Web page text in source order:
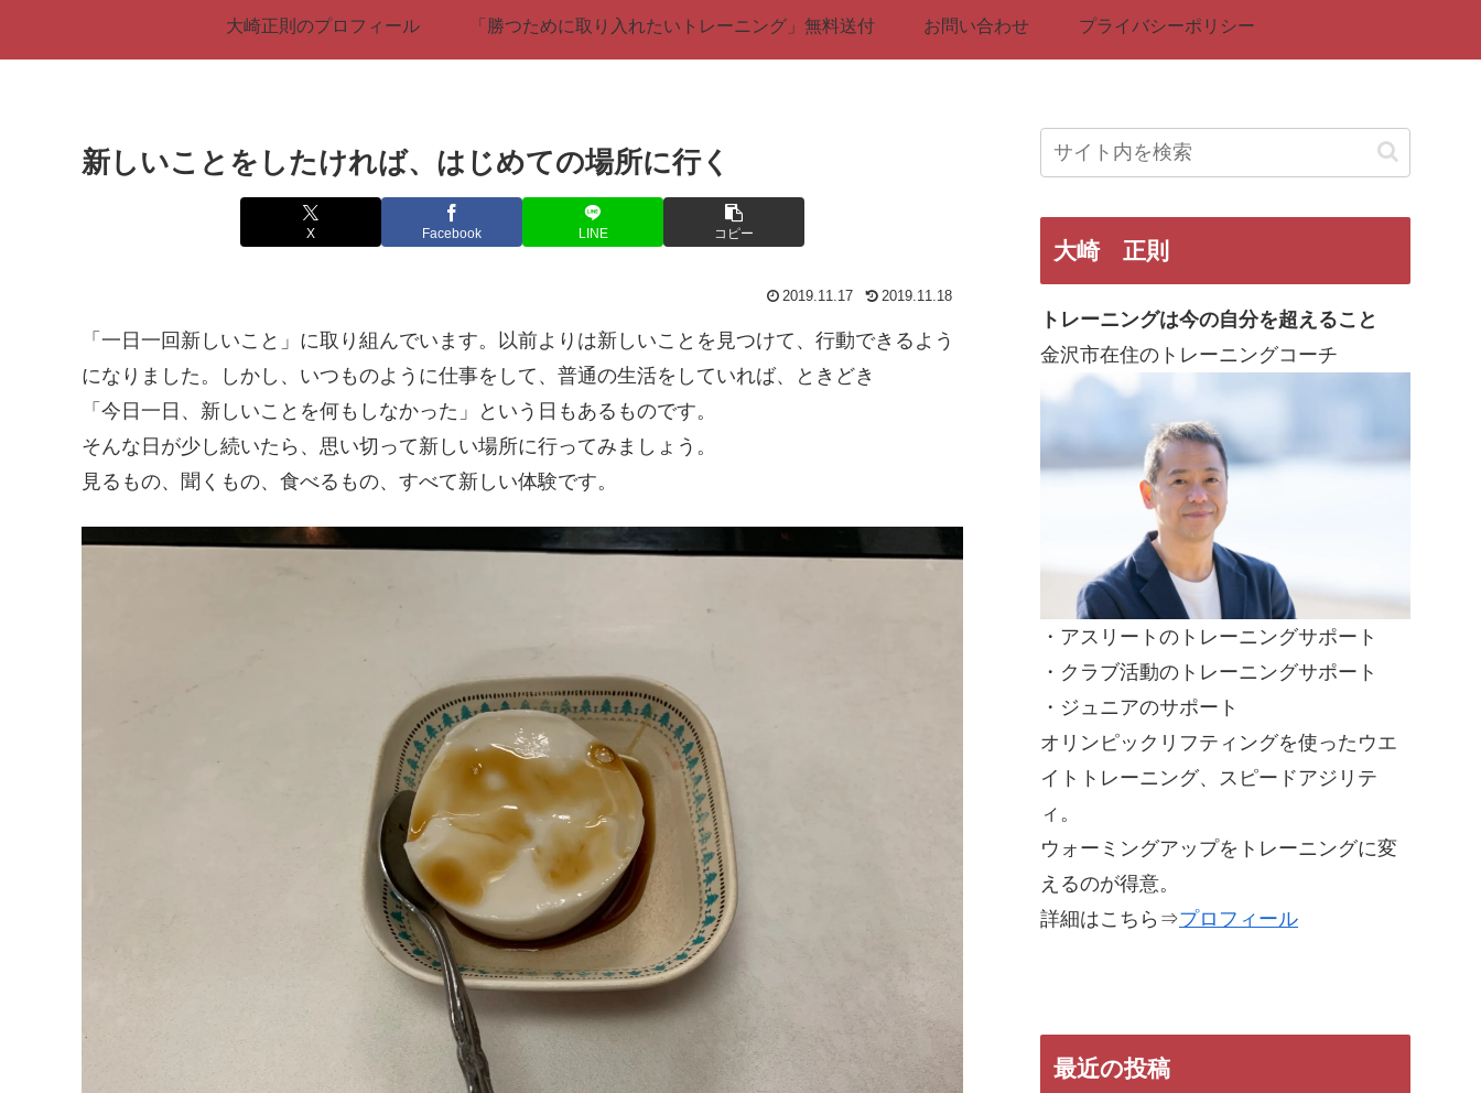
大崎正則のプロフィール 「勝つために取り入れたいトレーニング」無料送付 お問い合わせ プライバシーポリシー
新しいことをしたければ、はじめての場所に行く
X Facebook LINE コピー
2019.11.17 2019.11.18
「一日一回新しいこと」に取り組んでいます。以前よりは新しいことを見つけて、行動できるよう
になりました。しかし、いつものように仕事をして、普通の生活をしていれば、ときどき
「今日一日、新しいことを何もしなかった」という日もあるものです。
そんな日が少し続いたら、思い切って新しい場所に行ってみましょう。
見るもの、聞くもの、食べるもの、すべて新しい体験です。
大崎 正則
トレーニングは今の自分を超えること
金沢市在住のトレーニングコーチ
・アスリートのトレーニングサポート
・クラブ活動のトレーニングサポート
・ジュニアのサポート
オリンピックリフティングを使ったウエ
イトトレーニング、スピードアジリテ
ィ。
ウォーミングアップをトレーニングに変
えるのが得意。
詳細はこちら⇒プロフィール
最近の投稿